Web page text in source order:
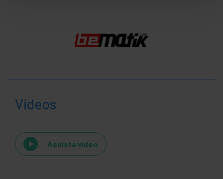
Vídeos
Assista vídeo